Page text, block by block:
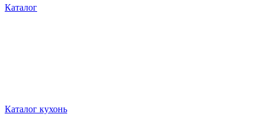
Каталог
Каталог кухонь